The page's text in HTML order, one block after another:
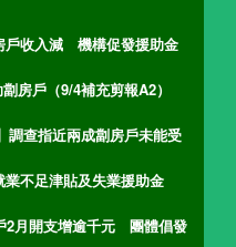
戶收入減 機構促發援助金
房戶（9/4補充剪報A2）
調查指近兩成劏房戶未能受
不足津貼及失業援助金
2月開支增逾千元 團體倡發